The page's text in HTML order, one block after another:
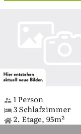
1 Person
3 Schlafzimmer
2. Etage, 95m²